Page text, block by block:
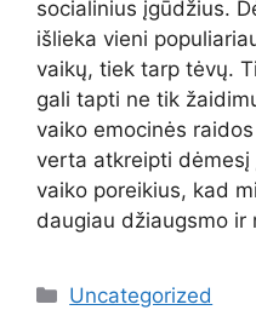
socialinius įgūdžius.
išlieka vieni
vaikų, tiek tarp tėvų.
gali tapti ne tik
vaiko emocinės
verta atkreipti
vaiko poreikius, kad
daugiau džiaugsmo ir
Kategorijos
Uncategorized